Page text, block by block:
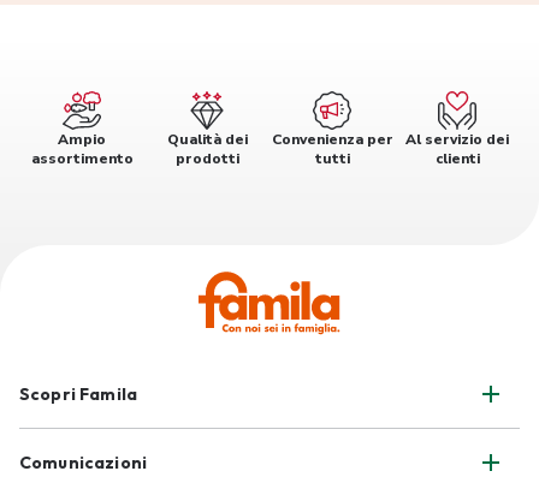
Ampio
assortimento
Qualità dei
prodotti
Convenienza per
tutti
Al servizio dei
clienti
Scopri Famila
Comunicazioni